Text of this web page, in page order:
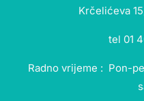
Krčelićeva
tel 01
Radno vrijeme : Pon-